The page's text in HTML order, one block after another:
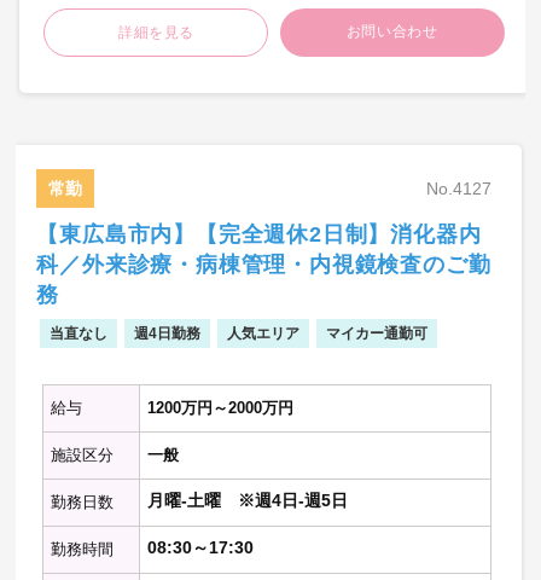
→訪問先割合：ほぼ居宅
→訪問エリア：広島市、府中町、坂町、矢
野
※訪問診療未経験の場合：一定期間、診療
※小児診療未経験の場合：軽症からスター
ト
合：まずは訪問診療に慣れていただく⇒小
児診療になれていただく。
◆いずれの場合も先生のスキル、習熟度合
いによって研修内容や期間は院長先生と相
談しな
がら進めていただきます。
詳細を見る お問い合わせ
常勤 No.4127
【東広島市内】【完全週休2日制】消化器内
科／外来診療・病棟管理・内視鏡検査のご勤
務
当直なし 週4日勤務 人気エリア マイカー通勤可
給与 1200万円～2000万円
施設区分 一般
勤務日数 月曜-土曜 ※週4日-週5日
勤務時間 08:30～17:30